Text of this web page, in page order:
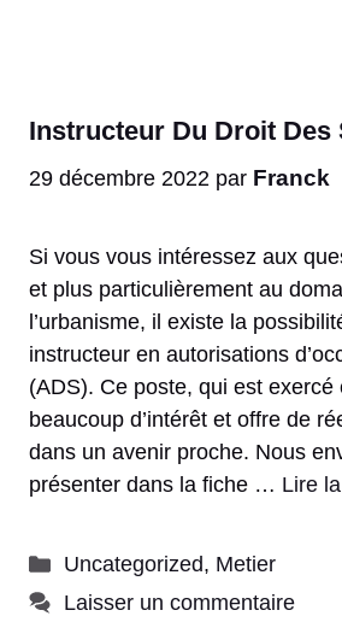
Instructeur Du Droit Des
29 décembre 2022 par Franck
Si vous vous intéressez aux
et plus particulièrement au
l’urbanisme, il existe la
instructeur en autorisations
(ADS). Ce poste, qui est exercé
beaucoup d’intérêt et offre de
dans un avenir proche. Nous
présenter dans la fiche … Lire
Catégories
Uncategorized, Metier
Laisser un commentaire